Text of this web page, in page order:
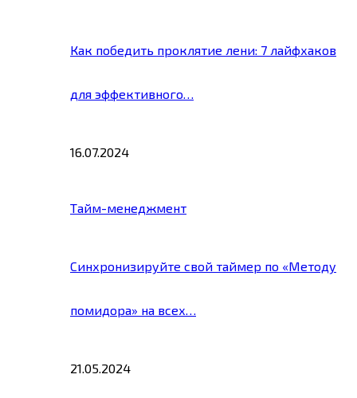
Как победить проклятие лени: 7 лайфхаков
для эффективного…
16.07.2024
Тайм-менеджмент
Синхронизируйте свой таймер по «Методу
помидора» на всех…
21.05.2024